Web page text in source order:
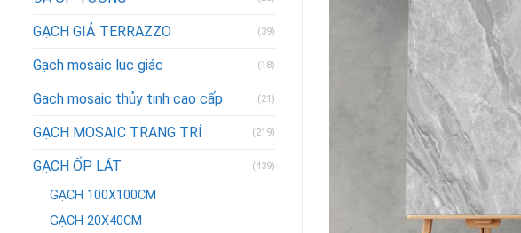
GẠCH GIẢ TERRAZZO (39)
Gạch mosaic lục giác (18)
Gạch mosaic thủy tinh cao cấp (21)
GẠCH MOSAIC TRANG TRÍ (219)
GẠCH ỐP LÁT (439)
GẠCH 100X100CM
GẠCH 20X40CM